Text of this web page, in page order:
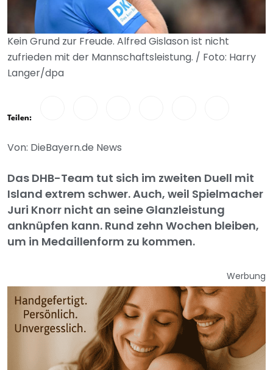
Kein Grund zur Freude. Alfred Gislason ist nicht
zufrieden mit der Mannschaftsleistung. / Foto: Harry
Langer/dpa
Teilen:
Von: DieBayern.de News
Das DHB-Team tut sich im zweiten Duell mit
Island extrem schwer. Auch, weil Spielmacher
Juri Knorr nicht an seine Glanzleistung
anknüpfen kann. Rund zehn Wochen bleiben,
um in Medaillenform zu kommen.
Werbung